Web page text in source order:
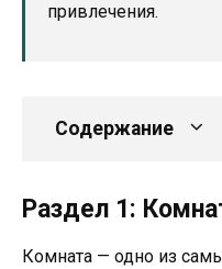
привлечения.
Содержание
Раздел 1:
Комната — одно из